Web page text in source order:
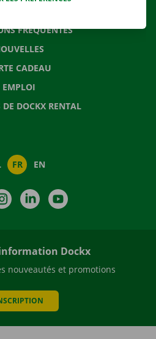
FRÉQUENTES
CADEAU
EMPLOI
DOCKX RENTAL
FR EN
InstagramLinkedIn
Dockx
nouveautés et promotions